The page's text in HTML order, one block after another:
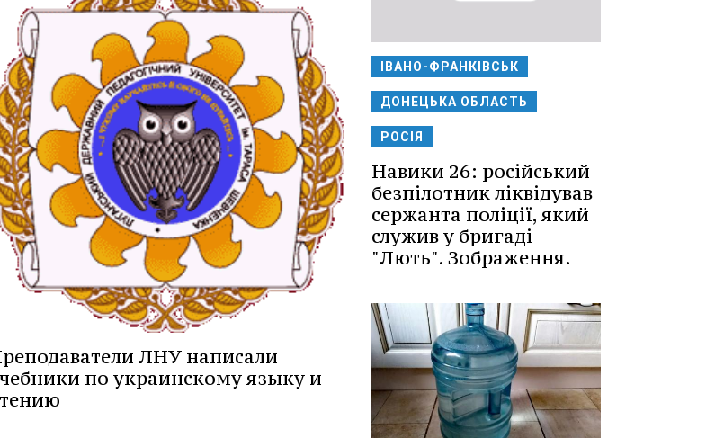
ЛНУ написали
по украинскому языку и
ІВАНО-ФРАНКІВСЬК
ДОНЕЦЬКА ОБЛАСТЬ
РОСІЯ
Навики 26: російський
безпілотник ліквідував
сержанта поліції, який
служив у бригаді
"Лють". Зображення.